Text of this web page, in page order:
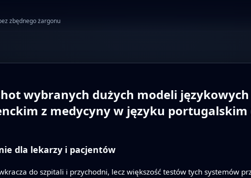
zbędnego żargonu
wybranych dużych modeli
z medycyny w języku portugalskim
dla lekarzy i pacjentów
do szpitali i przychodni, lecz większość testów tych systemów